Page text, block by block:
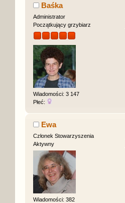
Baśka
Administrator
Początkujący grzybiarz
Wiadomości: 3 147
Płeć:
Ewa
Członek Stowarzyszenia
Aktywny
Wiadomości: 382